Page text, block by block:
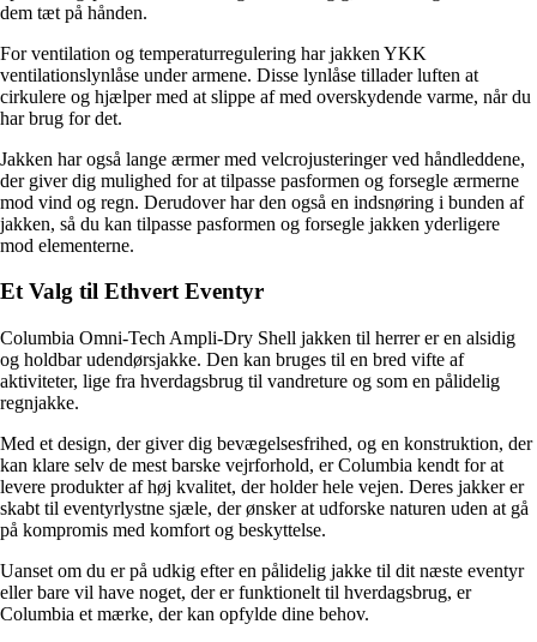
dem tæt på hånden.
For ventilation og temperaturregulering har jakken YKK
ventilationslynlåse under armene. Disse lynlåse tillader luften at
cirkulere og hjælper med at slippe af med overskydende varme, når du
har brug for det.
Jakken har også lange ærmer med velcrojusteringer ved håndleddene,
der giver dig mulighed for at tilpasse pasformen og forsegle ærmerne
mod vind og regn. Derudover har den også en indsnøring i bunden af
jakken, så du kan tilpasse pasformen og forsegle jakken yderligere
mod elementerne.
Et Valg til Ethvert Eventyr
Columbia Omni-Tech Ampli-Dry Shell jakken til herrer er en alsidig
og holdbar udendørsjakke. Den kan bruges til en bred vifte af
aktiviteter, lige fra hverdagsbrug til vandreture og som en pålidelig
regnjakke.
Med et design, der giver dig bevægelsesfrihed, og en konstruktion, der
kan klare selv de mest barske vejrforhold, er Columbia kendt for at
levere produkter af høj kvalitet, der holder hele vejen. Deres jakker er
skabt til eventyrlystne sjæle, der ønsker at udforske naturen uden at gå
på kompromis med komfort og beskyttelse.
Uanset om du er på udkig efter en pålidelig jakke til dit næste eventyr
eller bare vil have noget, der er funktionelt til hverdagsbrug, er
Columbia et mærke, der kan opfylde dine behov.